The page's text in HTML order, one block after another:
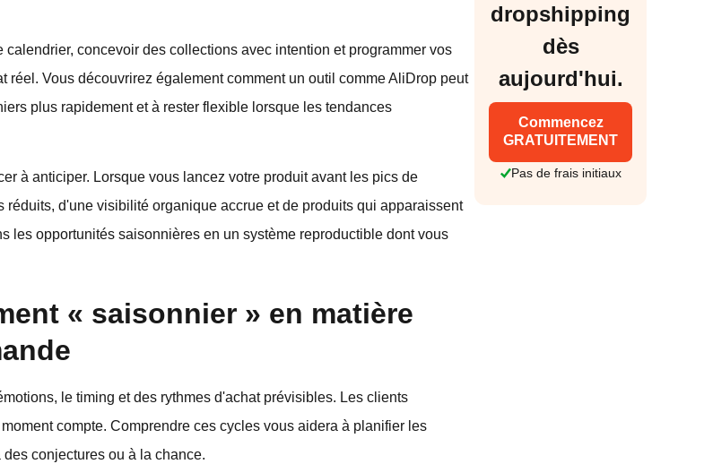
concevoir des collections avec intention et programmer vos
réel. Vous découvrirez également comment un outil comme AliDrop peut
plus rapidement et à rester flexible lorsque les tendances
à anticiper. Lorsque vous lancez votre produit avant les pics de
d'une visibilité organique accrue et de produits qui apparaissent
les opportunités saisonnières en un système reproductible dont vous
« saisonnier » en matière
le timing et des rythmes d'achat prévisibles. Les clients
compte. Comprendre ces cycles vous aidera à planifier les
conjectures ou à la chance.
dropshipping
dès
aujourd'hui.
Commencez
GRATUITEMENT
Pas de frais initiaux